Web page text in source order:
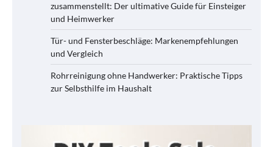
zusammenstellt: Der ultimative Guide für Einsteiger
und Heimwerker
Tür- und Fensterbeschläge: Markenempfehlungen
und Vergleich
Rohrreinigung ohne Handwerker: Praktische Tipps
zur Selbsthilfe im Haushalt